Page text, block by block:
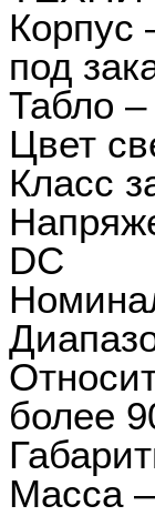
Корпус
под
Табло
Цвет
Класс
DC
более
Масса